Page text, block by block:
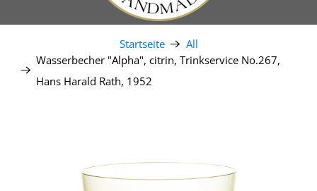
Startseite
All
Wasserbecher "Alpha", citrin, Trinkservice No.267,
Hans Harald Rath, 1952